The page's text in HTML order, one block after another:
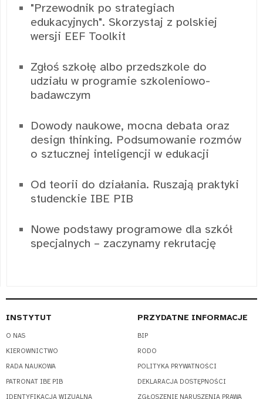
"Przewodnik po strategiach
edukacyjnych". Skorzystaj z polskiej
wersji EEF Toolkit
Zgłoś szkołę albo przedszkole do
udziału w programie szkoleniowo-
badawczym
Dowody naukowe, mocna debata oraz
design thinking. Podsumowanie rozmów
o sztucznej inteligencji w edukacji
Od teorii do działania. Ruszają praktyki
studenckie IBE PIB
Nowe podstawy programowe dla szkół
specjalnych – zaczynamy rekrutację
INSTYTUT
O NAS
KIEROWNICTWO
RADA NAUKOWA
PATRONAT IBE PIB
IDENTYFIKACJA WIZUALNA
PRZYDATNE INFORMACJE
BIP
RODO
POLITYKA PRYWATNOŚCI
DEKLARACJA DOSTĘPNOŚCI
ZGŁOSZENIE NARUSZENIA PRAWA